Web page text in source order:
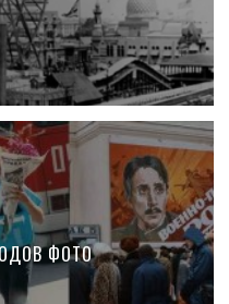
ФОТО